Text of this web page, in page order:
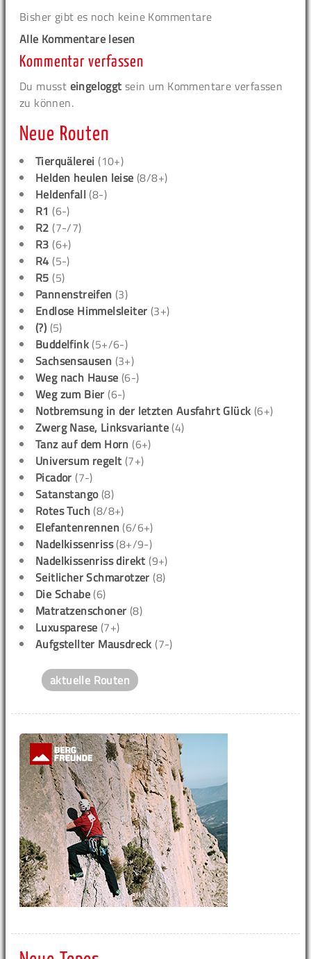
Bisher gibt es noch keine Kommentare
Alle Kommentare lesen
Kommentar verfassen
Du musst eingeloggt sein um Kommentare verfassen
zu können.
Neue Routen
Tierquälerei (10+)
Helden heulen leise (8/8+)
Heldenfall (8-)
R1 (6-)
R2 (7-/7)
R3 (6+)
R4 (5-)
R5 (5)
Pannenstreifen (3)
Endlose Himmelsleiter (3+)
(?) (5)
Buddelfink (5+/6-)
Sachsensausen (3+)
Weg nach Hause (6-)
Weg zum Bier (6-)
Notbremsung in der letzten Ausfahrt Glück (6+)
Zwerg Nase, Linksvariante (4)
Tanz auf dem Horn (6+)
Universum regelt (7+)
Picador (7-)
Satanstango(8)
Rotes Tuch (8/8+)
Elefantenrennen (6/6+)
Nadelkissenriss(8+/9-)
Nadelkissenriss direkt (9+)
Seitlicher Schmarotzer (8)
Die Schabe (6)
Matratzenschoner (8)
Luxusparese (7+)
Aufgstellter Mausdreck (7-)
aktuelle Routen